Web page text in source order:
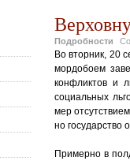
Подробности
Во вторник, 20
мордобоем
конфликтов и
социальных
мер
но государство
Примерно в